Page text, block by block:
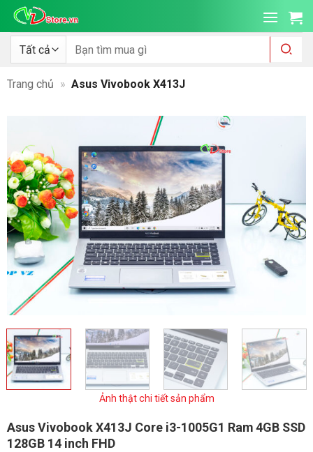
qua
dung
Tìm
kiếm:
Trang chủ » Asus Vivobook X413J
Ảnh thật chi tiết sản phẩm
Asus Vivobook X413J Core i3-1005G1 Ram 4GB SSD
128GB 14 inch FHD